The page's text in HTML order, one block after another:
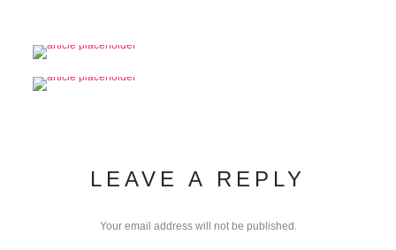
LEAVE A REPLY
Your email address will not be published.